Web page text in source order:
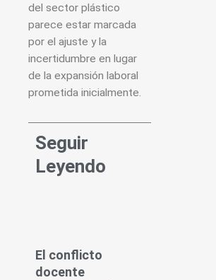
del sector plástico
parece estar marcada
por el ajuste y la
incertidumbre en lugar
de la expansión laboral
prometida inicialmente.
Seguir
Leyendo
El conflicto
docente